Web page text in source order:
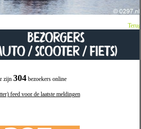
zijn 304bezoekers online
feed voor de laatste meldingen
Terug